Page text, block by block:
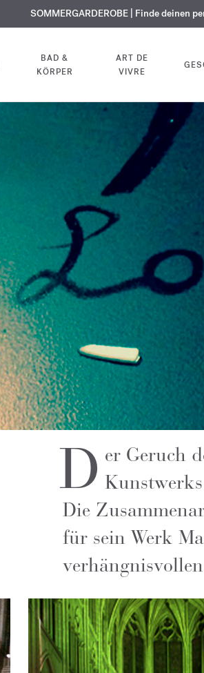
EXKLUSIV | Erhalten Sie OUDvelvet
KOSTENLOSE GRAVUR | Auf alle Düfte
SOMMERGARDEROBE | Finde deinen
BAD &
KÖRPER
ART DE
VIVRE
D er Geruch
Die
für sein Werk